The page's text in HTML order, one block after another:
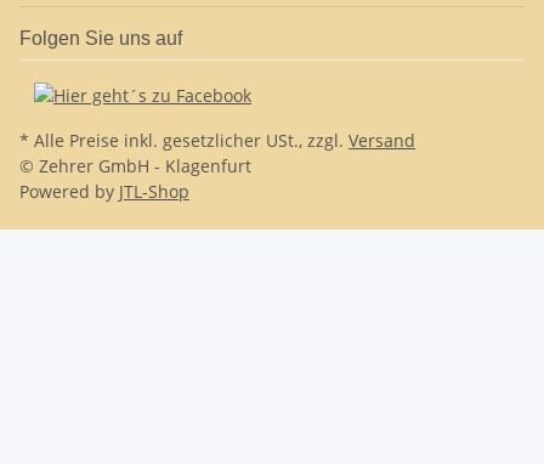
Folgen Sie uns auf
* Alle Preise inkl. gesetzlicher USt., zzgl. Versand
© Zehrer GmbH - Klagenfurt
Powered by JTL-Shop